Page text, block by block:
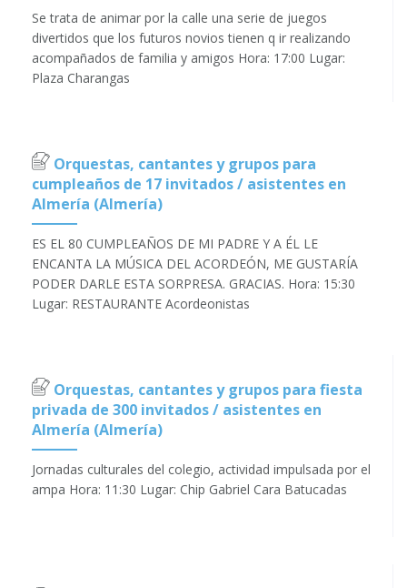
Se trata de animar por la calle una serie de juegos
divertidos que los futuros novios tienen q ir realizando
acompañados de familia y amigos Hora: 17:00 Lugar:
Plaza Charangas
Orquestas, cantantes y grupos para
cumpleaños de 17 invitados / asistentes en
Almería (Almería)
ES EL 80 CUMPLEAÑOS DE MI PADRE Y A ÉL LE
ENCANTA LA MÚSICA DEL ACORDEÓN, ME GUSTARÍA
PODER DARLE ESTA SORPRESA. GRACIAS. Hora: 15:30
Lugar: RESTAURANTE Acordeonistas
Orquestas, cantantes y grupos para fiesta
privada de 300 invitados / asistentes en
Almería (Almería)
Jornadas culturales del colegio, actividad impulsada por el
ampa Hora: 11:30 Lugar: Chip Gabriel Cara Batucadas